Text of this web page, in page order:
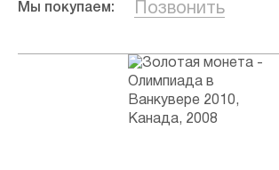
Мы покупаем: Позвонить